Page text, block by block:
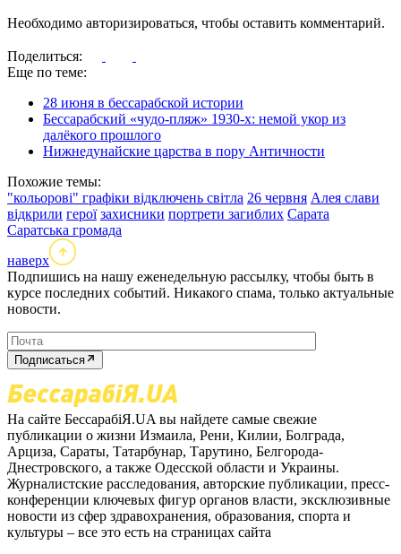
Необходимо авторизироваться, чтобы оставить комментарий.
Поделиться:
Еще по теме:
28 июня в бессарабской истории
Бессарабский «чудо-пляж» 1930-х: немой укор из
далёкого прошлого
Нижнедунайские царства в пору Античности
Похожие темы:
"кольорові" графіки відключень світла 26 червня Алея слави
відкрили герої захисники портрети загиблих Сарата
Саратська громада
наверх
Подпишись на нашу еженедельную рассылку, чтобы быть в
курсе последних событий. Никакого спама, только актуальные
новости.
Подписаться
На сайте БессарабіЯ.UA вы найдете самые свежие
публикации о жизни Измаила, Рени, Килии, Болграда,
Арциза, Сараты, Татарбунар, Тарутино, Белгорода-
Днестровского, а также Одесской области и Украины.
Журналистские расследования, авторские публикации, пресс-
конференции ключевых фигур органов власти, эксклюзивные
новости из сфер здравохранения, образования, спорта и
культуры – все это есть на страницах сайта